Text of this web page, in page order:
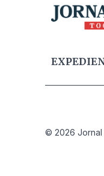
© 2026 Jornal